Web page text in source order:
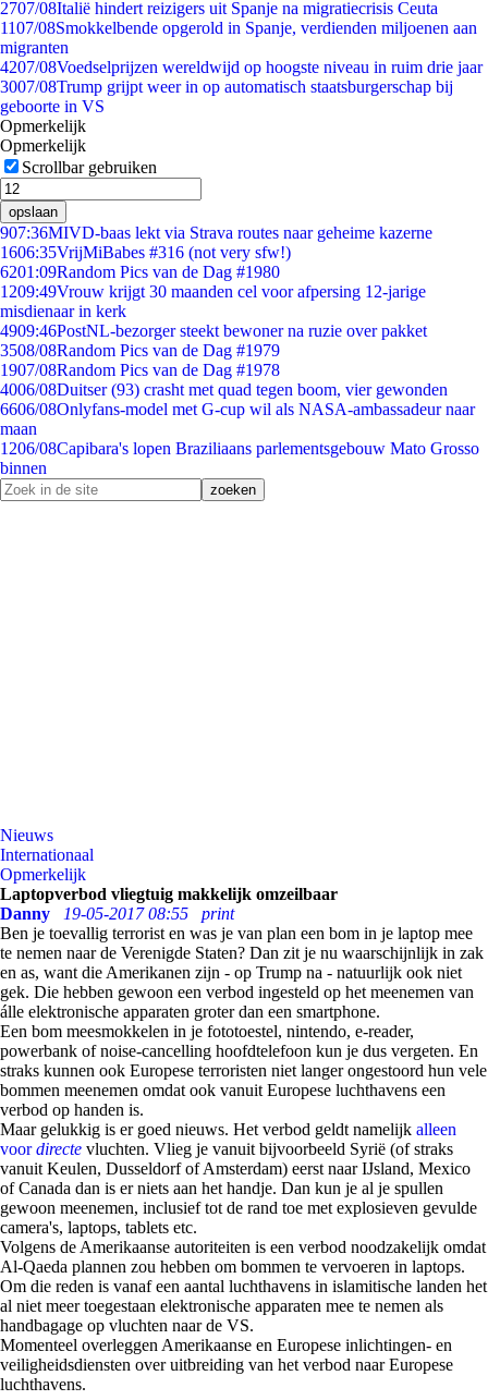
2707/08Italië hindert reizigers uit Spanje na migratiecrisis Ceuta
1107/08Smokkelbende opgerold in Spanje, verdienden miljoenen aan
migranten
4207/08Voedselprijzen wereldwijd op hoogste niveau in ruim drie jaar
3007/08Trump grijpt weer in op automatisch staatsburgerschap bij
geboorte in VS
Opmerkelijk
Opmerkelijk
Scrollbar gebruiken
opslaan
907:36MIVD-baas lekt via Strava routes naar geheime kazerne
1606:35VrijMiBabes #316 (not very sfw!)
6201:09Random Pics van de Dag #1980
1209:49Vrouw krijgt 30 maanden cel voor afpersing 12-jarige
misdienaar in kerk
4909:46PostNL-bezorger steekt bewoner na ruzie over pakket
3508/08Random Pics van de Dag #1979
1907/08Random Pics van de Dag #1978
4006/08Duitser (93) crasht met quad tegen boom, vier gewonden
6606/08Onlyfans-model met G-cup wil als NASA-ambassadeur naar
maan
1206/08Capibara's lopen Braziliaans parlementsgebouw Mato Grosso
binnen
Nieuws
Internationaal
Opmerkelijk
Laptopverbod vliegtuig makkelijk omzeilbaar
Danny
19-05-2017 08:55
print
Ben je toevallig terrorist en was je van plan een bom in je laptop mee
te nemen naar de Verenigde Staten? Dan zit je nu waarschijnlijk in zak
en as, want die Amerikanen zijn - op Trump na - natuurlijk ook niet
gek. Die hebben gewoon een verbod ingesteld op het meenemen van
álle elektronische apparaten groter dan een smartphone.
Een bom meesmokkelen in je fototoestel, nintendo, e-reader,
powerbank of noise-cancelling hoofdtelefoon kun je dus vergeten. En
straks kunnen ook Europese terroristen niet langer ongestoord hun vele
bommen meenemen omdat ook vanuit Europese luchthavens een
verbod op handen is.
Maar gelukkig is er goed nieuws. Het verbod geldt namelijk alleen
voordirecte vluchten. Vlieg je vanuit bijvoorbeeld Syrië (of straks
vanuit Keulen, Dusseldorf of Amsterdam) eerst naar IJsland, Mexico
of Canada dan is er niets aan het handje. Dan kun je al je spullen
gewoon meenemen, inclusief tot de rand toe met explosieven gevulde
camera's, laptops, tablets etc.
Volgens de Amerikaanse autoriteiten is een verbod noodzakelijk omdat
Al-Qaeda plannen zou hebben om bommen te vervoeren in laptops.
Om die reden is vanaf een aantal luchthavens in islamitische landen het
al niet meer toegestaan elektronische apparaten mee te nemen als
handbagage op vluchten naar de VS.
Momenteel overleggen Amerikaanse en Europese inlichtingen- en
veiligheidsdiensten over uitbreiding van het verbod naar Europese
luchthavens.